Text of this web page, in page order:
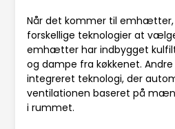
Når det kommer til emhætter,
forskellige teknologier at
emhætter har indbygget
og dampe fra køkkenet.
integreret teknologi, der
ventilationen baseret på
i rummet.